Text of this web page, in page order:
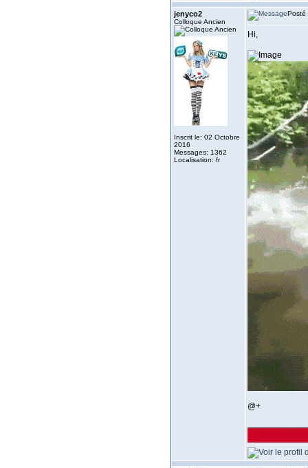
jenyco2
Colloque Ancien
Inscrit le: 02 Octobre
2016
Messages: 1362
Localisation: fr
Posté
Hi,
@+